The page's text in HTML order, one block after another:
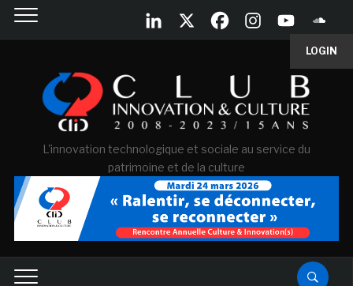
LOGIN
L'innovation technologique et sociale au service du
patrimoine et de la culture